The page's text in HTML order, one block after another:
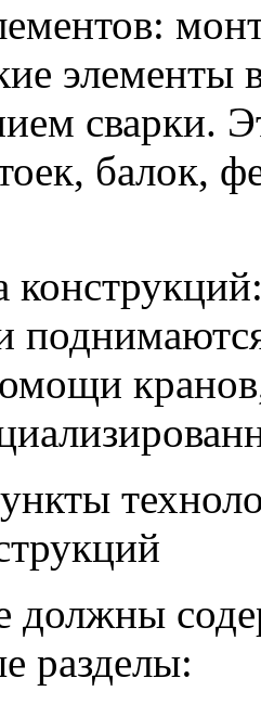
элементы
сварки.
балок,
должны
разделы: